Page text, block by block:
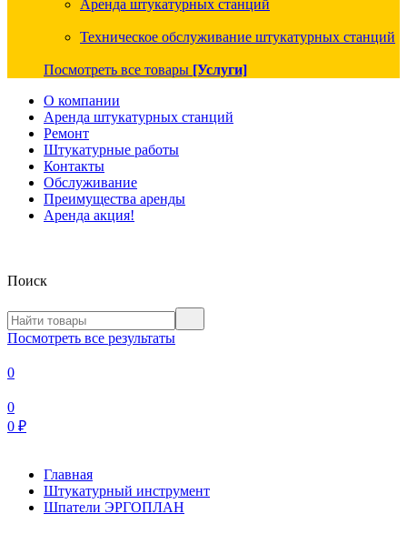
Аренда штукатурных станций
Техническое обслуживание штукатурных станций
Посмотреть все товары [Услуги]
О компании
Аренда штукатурных станций
Ремонт
Штукатурные работы
Контакты
Обслуживание
Преимущества аренды
Аренда акция!
Поиск
Посмотреть все результаты
0
0
0 ₽
Главная
Штукатурный инструмент
Шпатели ЭРГОПЛАН